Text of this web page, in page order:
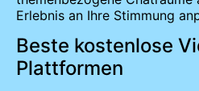
Erlebnis an Ihre Stimmung
Beste kostenlose
Plattformen